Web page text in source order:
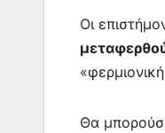
Οι
Θα